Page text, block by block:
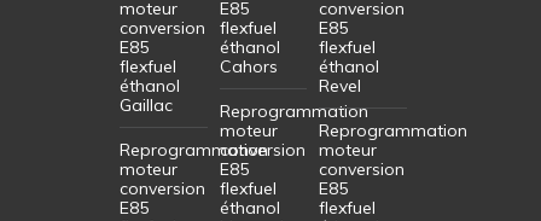
moteur
conversion
E85
flexfuel
éthanol
Gaillac
Reprogrammation
moteur
conversion
E85
E85
flexfuel
éthanol
Cahors
Reprogrammation
moteur
conversion
E85
flexfuel
éthanol
conversion
E85
flexfuel
éthanol
Revel
Reprogrammation
moteur
conversion
E85
flexfuel